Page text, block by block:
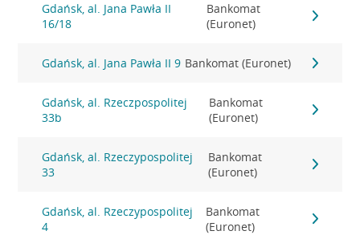
Gdańsk, al. Jana Pawła II
16/18
Bankomat
(Euronet)
Gdańsk, al. Jana Pawła II 9 Bankomat (Euronet)
Gdańsk, al. Rzeczpospolitej
33b
Bankomat
(Euronet)
Gdańsk, al. Rzeczypospolitej
33
Bankomat
(Euronet)
Gdańsk, al. Rzeczypospolitej
4
Bankomat
(Euronet)